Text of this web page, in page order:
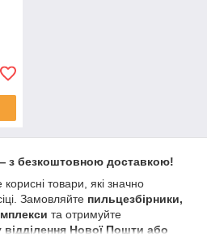
з безкоштовною доставкою!
корисні товари, які значно
Замовляйте пильцезбірники,
та отримуйте
Нової Пошти або